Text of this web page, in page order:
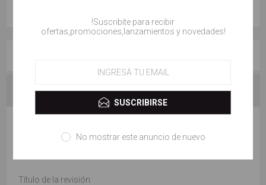
CONTACTENOS
ESCRIBE TU PROPIO COMENTARIO
Título de la revisión:
!Suscribite para recibir
ofertas,promociones,lanzamientos y novedades!
SUSCRIBIRSE
No mostrar este anuncio de nuevo